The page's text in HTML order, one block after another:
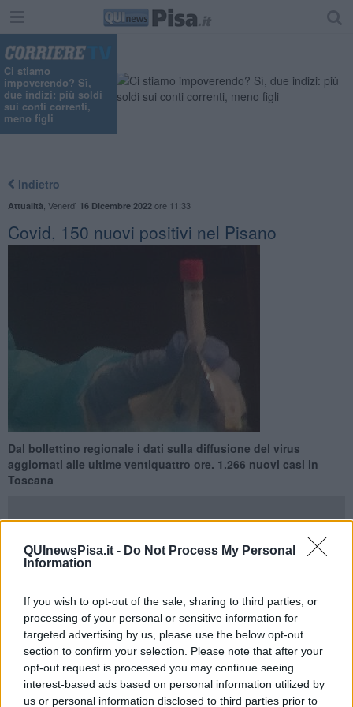
QUInewsPisa.it - Do Not Process My Personal
Information
If you wish to opt-out of the sale, sharing to third parties, or
processing of your personal or sensitive information for
targeted advertising by us, please use the below opt-out
section to confirm your selection. Please note that after your
opt-out request is processed you may continue seeing
interest-based ads based on personal information utilized by
us or personal information disclosed to third parties prior to
Ci stiamo
impoverendo? Sì,
due indizi: più soldi
sui conti correnti,
meno figli
Indietro
Attualità Venerdì 16 Dicembre 2022ore 11:33
Covid, 150 nuovi positivi nel Pisano
Dal bollettino regionale i dati sulla diffusione del virus
aggiornati alle ultime ventiquattro ore. 1.266 nuovi casi in
Toscana
positività al Coronavirus
Sono 1.266 i nuovi casi di Covid-19 registrati nelle ultime
ventiquattro ore in Toscana. Dall'ultimo bollettino quotidiano sono
stati eseguiti 850 tamponi molecolari e 6.947 tamponi antigenici
rapidi: di questi il 16,2% è risultato positivo. Sono invece 1.445 i
soggetti testati, escludendo i tamponi di controllo: l'87,6% di questi
è risultato positivo.